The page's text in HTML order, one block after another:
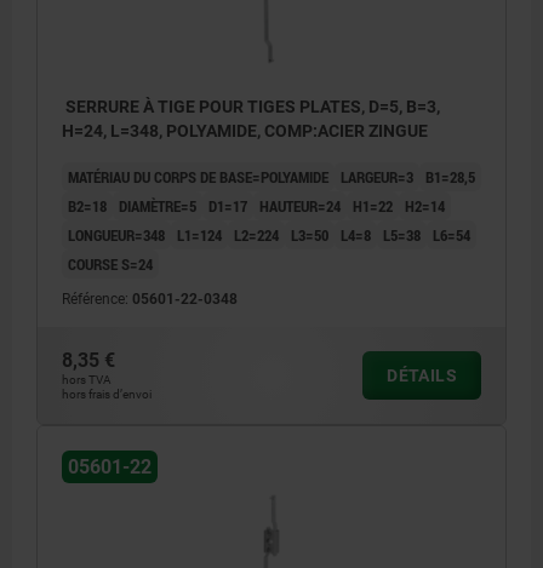
-
SERRURE À TIGE POUR TIGES PLATES, D=5, B=3,
H=24, L=348, POLYAMIDE, COMP:ACIER ZINGUE
MATÉRIAU DU CORPS DE BASE=POLYAMIDE LARGEUR=3
B1=28,5
B2=18
DIAMÈTRE=5 D1=17 HAUTEUR=24 H1=22
H2=14
LONGUEUR=348
L1=124 L2=224 L3=50 L4=8 L5=38
L6=54
COURSE S=24
Référence: 05601-22-0348
8,35 €
hors TVA
hors frais d’envoi
DÉTAILS
05601-22